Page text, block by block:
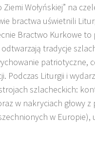
Wołyńskiej” na
bractwa uświetnili
Bractwo Kurkowe
tradycje
patriotyczne,
Podczas Liturgii i
szlacheckich:
w nakryciach głowy
w Europie),